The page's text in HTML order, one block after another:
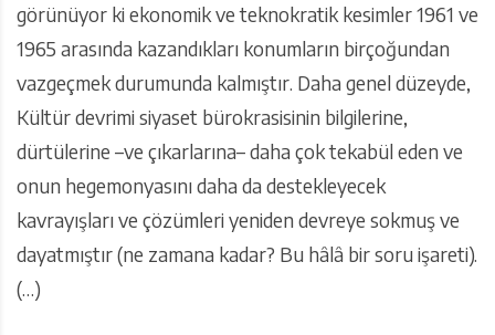
görünüyor ki ekonomik ve teknokratik kesimler 1961 ve
1965 arasında kazandıkları konumların birçoğundan
vazgeçmek durumunda kalmıştır. Daha genel düzeyde,
Kültür devrimi siyaset bürokrasisinin bilgilerine,
dürtülerine –ve çıkarlarına– daha çok tekabül eden ve
onun hegemonyasını daha da destekleyecek
kavrayışları ve çözümleri yeniden devreye sokmuş ve
dayatmıştır (ne zamana kadar? Bu hâlâ bir soru işareti).
(…)